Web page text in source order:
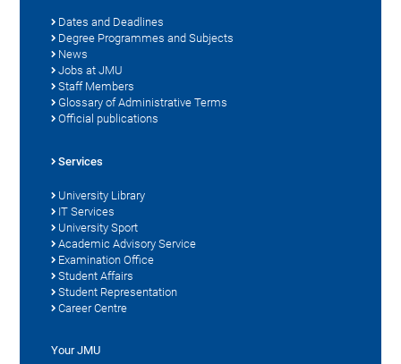
Dates and Deadlines
Degree Programmes and Subjects
News
Jobs at JMU
Staff Members
Glossary of Administrative Terms
Official publications
Services
University Library
IT Services
University Sport
Academic Advisory Service
Examination Office
Student Affairs
Student Representation
Career Centre
Your JMU